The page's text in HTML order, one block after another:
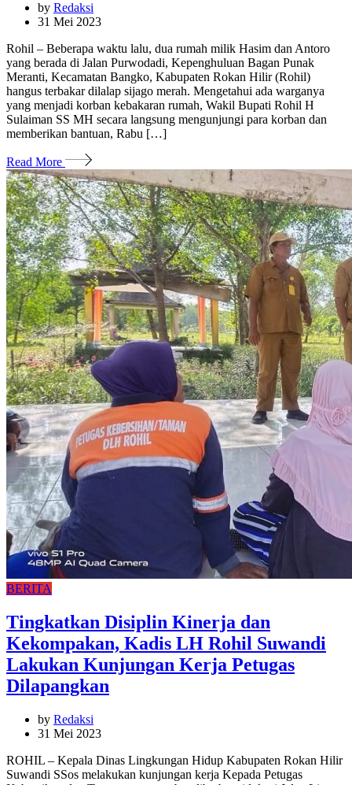
by Redaksi
31 Mei 2023
Rohil – Beberapa waktu lalu, dua rumah milik Hasim dan Antoro
yang berada di Jalan Purwodadi, Kepenghuluan Bagan Punak
Meranti, Kecamatan Bangko, Kabupaten Rokan Hilir (Rohil)
hangus terbakar dilalap sijago merah. Mengetahui ada warganya
yang menjadi korban kebakaran rumah, Wakil Bupati Rohil H
Sulaiman SS MH secara langsung mengunjungi para korban dan
memberikan bantuan, Rabu […]
Read More
BERITA
Tingkatkan Disiplin Kinerja dan
Kekompakan, Kadis LH Rohil Suwandi
Lakukan Kunjungan Kerja Petugas
Dilapangkan
by Redaksi
31 Mei 2023
ROHIL – Kepala Dinas Lingkungan Hidup Kabupaten Rokan Hilir
Suwandi SSos melakukan kunjungan kerja Kepada Petugas